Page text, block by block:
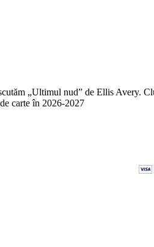
„Ultimul nud” de Ellis Avery.
carte în 2026-2027